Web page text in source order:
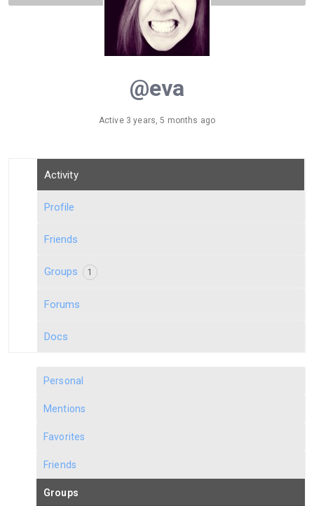
@eva
Active 3 years, 5 months ago
Activity
Profile
Friends
Groups 1
Forums
Docs
Personal
Mentions
Favorites
Friends
Groups